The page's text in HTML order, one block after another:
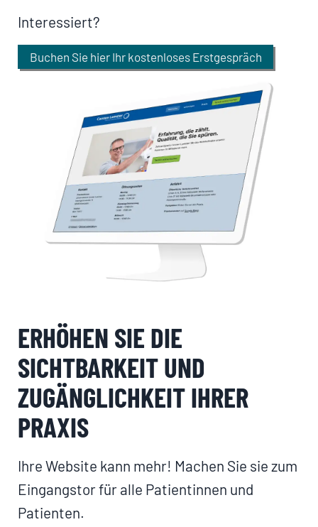
Interessiert?
Buchen Sie hier Ihr kostenloses Erstgespräch
ERHÖHEN SIE DIE
SICHTBARKEIT UND
ZUGÄNGLICHKEIT IHRER
PRAXIS
Ihre Website kann mehr! Machen Sie sie zum
Eingangstor für alle Patientinnen und
Patienten.